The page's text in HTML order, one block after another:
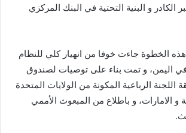
و البنية التحتية في البنك المركزي
الخطوة جاءت خوفا من انهيار كلي للنظام
اليمن، و تمت بناء على توصيات لصندوق
اللجنة الرباعية المكونة من الولايات المتحدة
و الامارات، و باطلاع من المبعوث الأممي